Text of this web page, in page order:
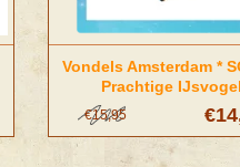
Vondels Amsterdam *
Prachtige
kerstornament
€15,95